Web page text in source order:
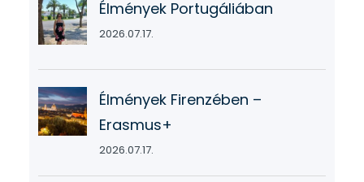
Élmények Portugáliában
2026.07.17.
Élmények Firenzében –
Erasmus+
2026.07.17.